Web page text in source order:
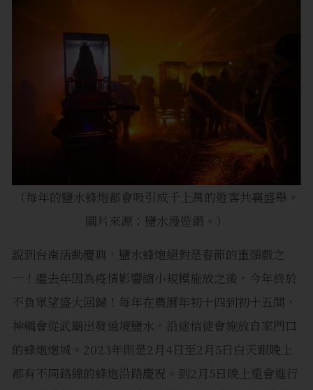
（每年的鹽水蜂炮都會吸引成千上萬的遊客共襄盛舉。
圖片來源：鹽水漫遊網。）
說到台南活動慶典，鹽水蜂炮絕對是春節的重頭戲之
一！繼去年因為疫情影響縮小規模施放之後，今年終於
不負眾望盛大回歸！每年在農曆年初十四到初十五間，
神轎會從武廟出發遶境鹽水，沿途信徒會施放自家門口
的蜂炮炮城。2023年則是2月4日至2月5日白天跟晚上
都有不同路線的蜂炮沿路慶祝。到2月5日晚上還會進行